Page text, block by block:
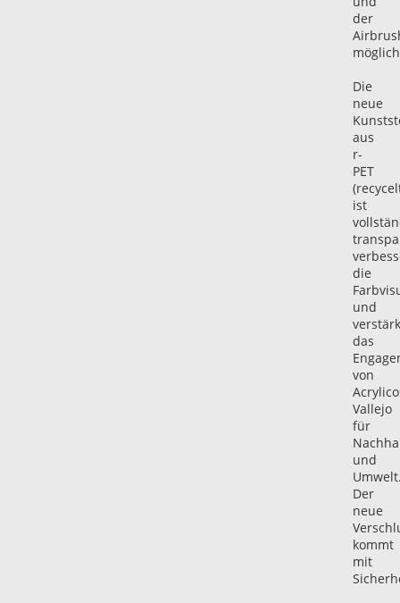
der
Die
neue
aus
r-
PET
ist
die
und
das
von
Vallejo
für
und
Der
neue
kommt
mit